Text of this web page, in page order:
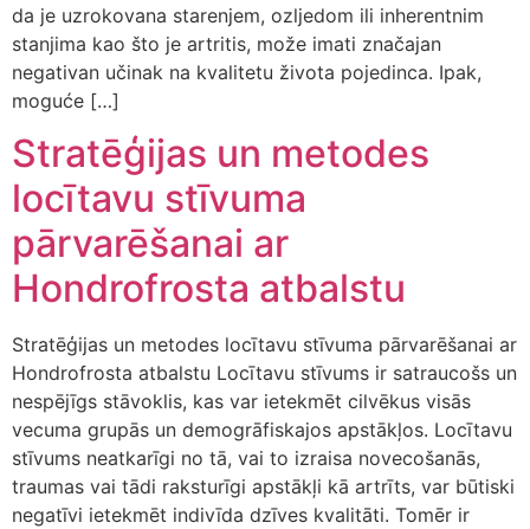
da je uzrokovana starenjem, ozljedom ili inherentnim
stanjima kao što je artritis, može imati značajan
negativan učinak na kvalitetu života pojedinca. Ipak,
moguće […]
Stratēģijas un metodes
locītavu stīvuma
pārvarēšanai ar
Hondrofrosta atbalstu
Stratēģijas un metodes locītavu stīvuma pārvarēšanai ar
Hondrofrosta atbalstu Locītavu stīvums ir satraucošs un
nespējīgs stāvoklis, kas var ietekmēt cilvēkus visās
vecuma grupās un demogrāfiskajos apstākļos. Locītavu
stīvums neatkarīgi no tā, vai to izraisa novecošanās,
traumas vai tādi raksturīgi apstākļi kā artrīts, var būtiski
negatīvi ietekmēt indivīda dzīves kvalitāti. Tomēr ir